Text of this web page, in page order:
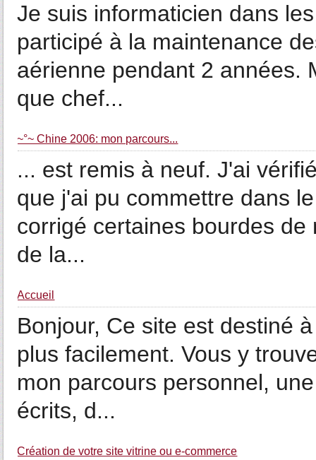
Je suis informaticien dans
participé à la maintenance
aérienne pendant 2 années.
que chef...
~°~ Chine 2006: mon parcours...
... est remis à neuf. J'ai
que j'ai pu commettre dans
corrigé certaines bourdes
de la...
Accueil
Bonjour, Ce site est destiné
plus facilement. Vous y
mon parcours personnel,
écrits, d...
Création de votre site vitrine ou e-commerce